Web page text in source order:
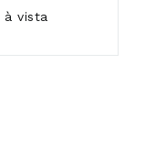
à vista